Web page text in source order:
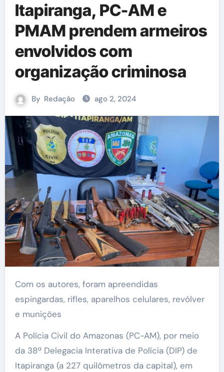
Itapiranga, PC-AM e
PMAM prendem armeiros
envolvidos com
organização criminosa
By Redação ago 2, 2024
Com os autores, foram apreendidas
espingardas, rifles, aparelhos celulares, revólver
e munições
A Polícia Civil do Amazonas (PC-AM), por meio
da 38ª Delegacia Interativa de Polícia (DIP) de
Itapiranga (a 227 quilômetros da capital), em